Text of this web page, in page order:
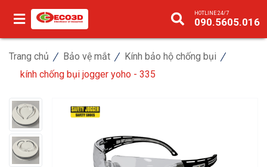
HOTLINE 24/7
090.5605.016
Trang chủ Bảo vệ mắt
Kính bảo hộ chống bụi
kính chống bụi jogger yoho - 335